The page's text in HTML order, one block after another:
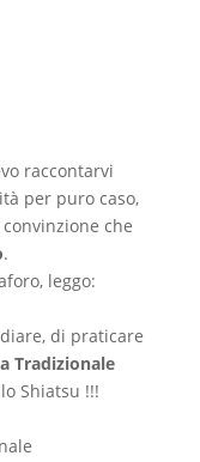
raccontarvi
per puro caso,
che
.
leggo:
di praticare
Tradizionale
Shiatsu !!!